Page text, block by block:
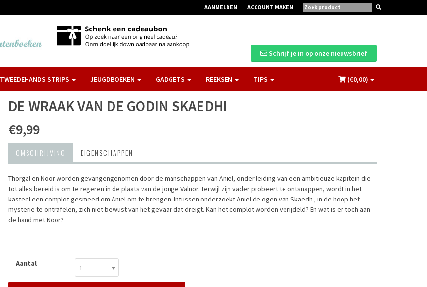
AANMELDEN ACCOUNT MAKEN
Schrijf je in op onze nieuwsbrief
TWEEDEHANDS STRIPS JEUGDBOEKEN GADGETS REEKSEN TIPS (€0,00)
DE WRAAK VAN DE GODIN SKAEDHI
€9,99
OMSCHRIJVING EIGENSCHAPPEN
Thorgal en Noor worden gevangengenomen door de manschappen van Aniël, onder leiding van een ambitieuze kapitein die
tot alles bereid is om te regeren in de plaats van de jonge Valnor. Terwijl zijn vader probeert te ontsnappen, wordt in het
kasteel een complot gesmeed om Aniël om te brengen. Intussen onderzoekt Aniël de ogen van Skaedhi, in de hoop het
mysterie te ontrafelen, zich niet bewust van het gevaar dat dreigt. Kan het complot worden verijdeld? En wat is er toch aan
de hand met Noor?
Aantal 1